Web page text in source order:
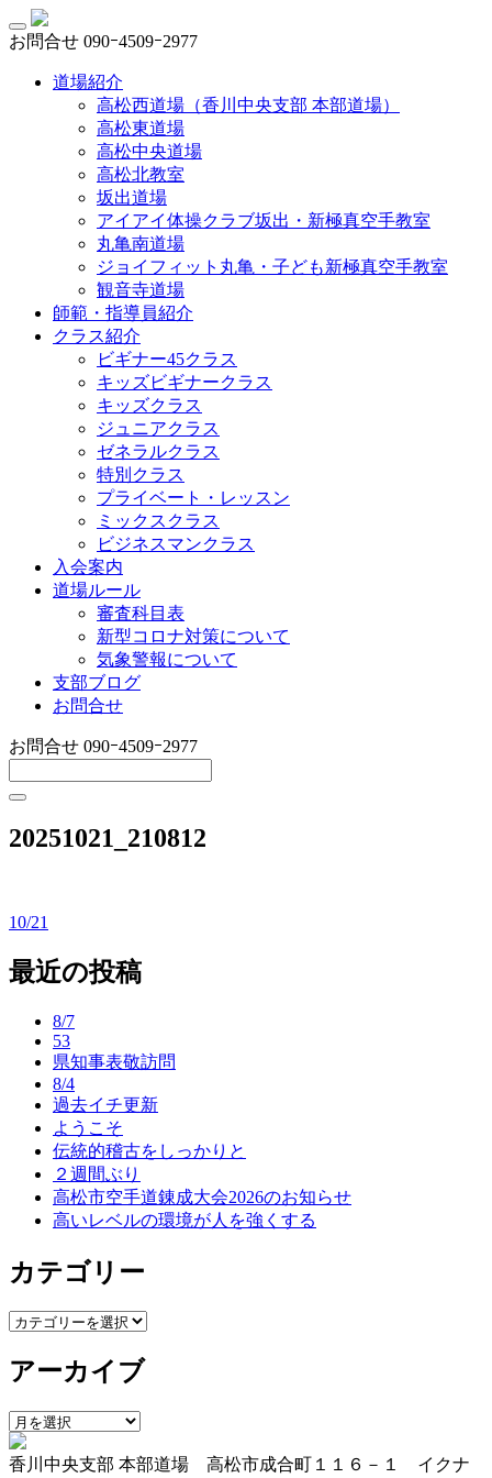
お問合せ 090ｰ4509ｰ2977
道場紹介
高松西道場（香川中央支部 本部道場）
高松東道場
高松中央道場
高松北教室
坂出道場
アイアイ体操クラブ坂出・新極真空手教室
丸亀南道場
ジョイフィット丸亀・子ども新極真空手教室
観音寺道場
師範・指導員紹介
クラス紹介
ビギナー45クラス
キッズビギナークラス
キッズクラス
ジュニアクラス
ゼネラルクラス
特別クラス
プライベート・レッスン
ミックスクラス
ビジネスマンクラス
入会案内
道場ルール
審査科目表
新型コロナ対策について
気象警報について
支部ブログ
お問合せ
お問合せ 090ｰ4509ｰ2977
20251021_210812
投
稿
10/21
最近の投稿
8/7
53
県知事表敬訪問
8/4
過去イチ更新
ようこそ
伝統的稽古をしっかりと
２週間ぶり
高松市空手道錬成大会2026のお知らせ
高いレベルの環境が人を強くする
カテゴリー
カ
ゴ
ー
アーカイブ
ア
ー
カ
香川中央支部 本部道場 高松市成合町１１６－１ イクナ